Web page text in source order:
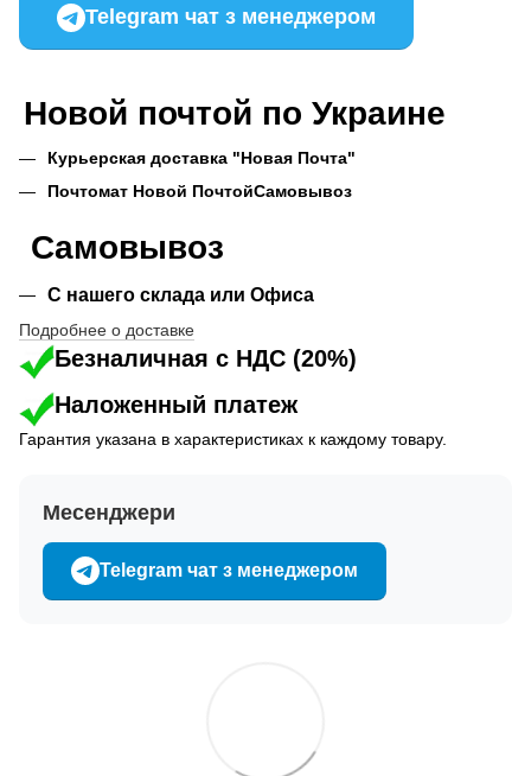
Telegram чат з менеджером
Новой почтой по Украине
Курьерская доставка "Новая Почта"
Почтомат Новой ПочтойСамовывоз
Самовывоз
С нашего склада или Офиса
Подробнее о доставке
Безналичная с НДС (20%)
Наложенный платеж
Гарантия указана в характеристиках к каждому товару.
Месенджери
Telegram чат з менеджером